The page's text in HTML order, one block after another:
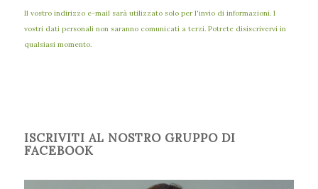
Il vostro indirizzo e-mail sarà utilizzato solo per l'invio di informazioni. I
vostri dati personali non saranno comunicati a terzi. Potrete disiscrivervi in
qualsiasi momento.
ISCRIVITI AL NOSTRO GRUPPO DI
FACEBOOK